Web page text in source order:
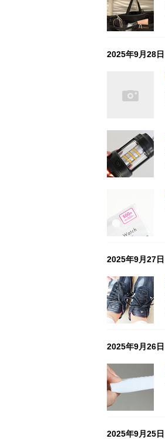
2025年9月28日
2025年9月27日
2025年9月26日
2025年9月25日